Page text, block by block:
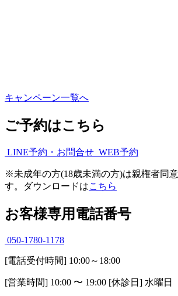
キャンペーン一覧へ
ご予約はこちら
LINE予約・お問合せ WEB予約
※未成年の方(18歳未満の方)は親権者同
す。ダウンロードはこちら
お客様専用電話番号
050-1780-1178
[電話受付時間] 10:00～18:00
[営業時間] 10:00 〜 19:00 [休診日] 水曜日